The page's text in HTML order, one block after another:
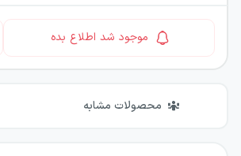
موجود شد اطلاع بده
محصولات مشابه